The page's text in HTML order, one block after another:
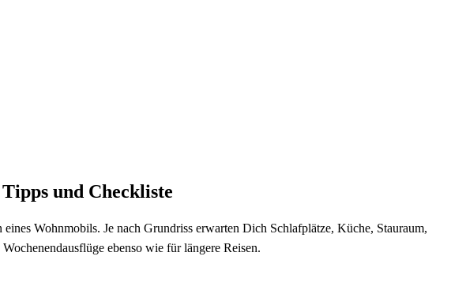
und Checkliste
Wohnmobils. Je nach Grundriss erwarten Dich Schlafplätze, Küche, Stauraum,
ebenso wie für längere Reisen.